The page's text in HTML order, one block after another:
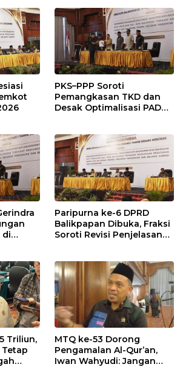
Penyangga IKN
PKS–PPP Soroti
Pemangkasan TKD dan
Desak Optimalisasi PAD
di
Paripurna ke-6 DPRD
Balikpapan Dibuka, Fraksi
Soroti Revisi Penjelasan
Triliun,
Tetap
MTQ ke-53 Dorong
Pengamalan Al-Qur’an,
Iwan Wahyudi: Jangan